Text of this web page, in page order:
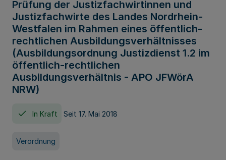
Prüfung der Justizfachwirtinnen und
Justizfachwirte des Landes Nordrhein-
Westfalen im Rahmen eines öffentlich-
rechtlichen Ausbildungsverhältnisses
(Ausbildungsordnung Justizdienst 1.2 im
öffentlich-rechtlichen
Ausbildungsverhältnis - APO JFWörA
NRW)
In Kraft Seit 17. Mai 2018
Verordnung